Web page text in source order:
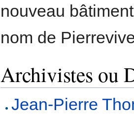
nouveau
nom de
Archivistes ou
Jean-Pierre